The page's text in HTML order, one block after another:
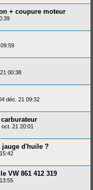
+ coupure moteur
00:38
déc. 21 09:32
oct. 21 20:01
jauge d'huile ?
VW 861 412 319